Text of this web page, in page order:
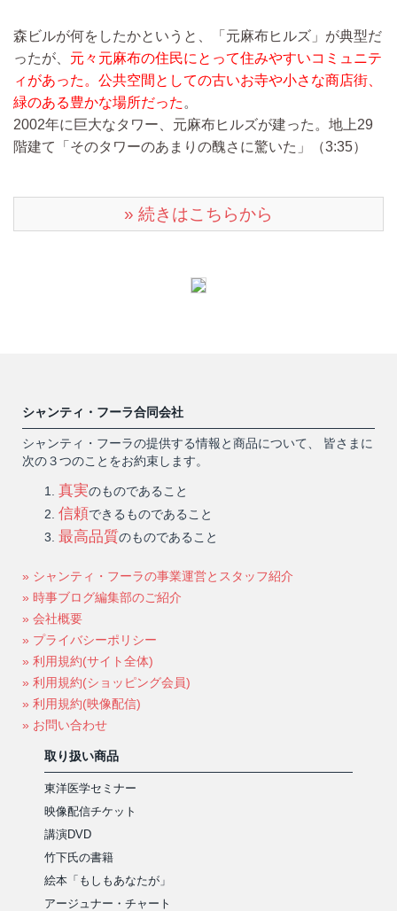
森ビルが何をしたかというと、「元麻布ヒルズ」が典型だ
ったが、 元々元麻布の住民にとって住みやすいコミュニテ
ィがあった。公共空間としての古いお寺や小さな商店街、
緑のある豊かな場所だった 。
2002年に巨大なタワー、元麻布ヒルズが建った。地上29
階建て「そのタワーのあまりの醜さに驚いた」（3:35）
» 続きはこちらから
シャンティ・フーラ合同会社
シャンティ・フーラの提供する情報と商品について、 皆さまに
次の３つのことをお約束します。
真実のものであること
信頼できるものであること
最高品質のものであること
» シャンティ・フーラの事業運営とスタッフ紹介
» 時事ブログ編集部のご紹介
» 会社概要
» プライバシーポリシー
» 利用規約(サイト全体)
» 利用規約(ショッピング会員)
» 利用規約(映像配信)
» お問い合わせ
取り扱い商品
東洋医学セミナー
映像配信チケット
講演DVD
竹下氏の書籍
絵本「もしもあなたが」
アージュナー・チャート